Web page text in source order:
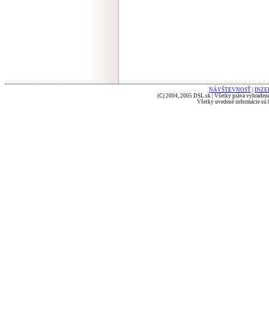
NÁVŠTEVNOSŤ
(C) 2004, 2005 DSL.sk | Všetky práva
Všetky uvedené informácie sú